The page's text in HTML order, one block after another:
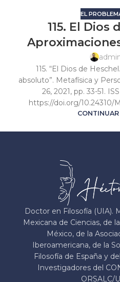
EL
115. El Dios
115. “El Dios de
absoluto”. Metafísica y
26, 2021, pp. 33-51.
https://doi.org/10.24310/
Doctor en Filosofía (UIA).
Mexicana de Ciencias, de
México, de la
Iberoamericana, de la
Filosofía de España y
Investigadores del
ORSALC/